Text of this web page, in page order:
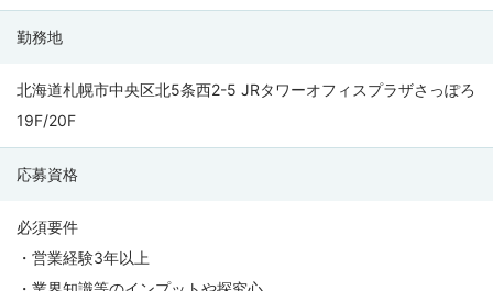
勤務地
北海道札幌市中央区北5条西2-5 JRタワーオフィスプラザさっぽろ
19F/20F
応募資格
必須要件
・営業経験3年以上